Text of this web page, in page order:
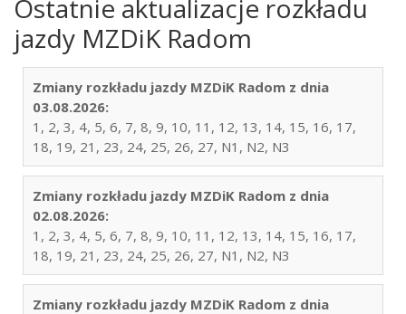
Ostatnie aktualizacje rozkładu
jazdy MZDiK Radom
Zmiany rozkładu jazdy MZDiK Radom z dnia
03.08.2026:
1, 2, 3, 4, 5, 6, 7, 8, 9, 10, 11, 12, 13, 14, 15, 16, 17,
18, 19, 21, 23, 24, 25, 26, 27, N1, N2, N3
Zmiany rozkładu jazdy MZDiK Radom z dnia
02.08.2026:
1, 2, 3, 4, 5, 6, 7, 8, 9, 10, 11, 12, 13, 14, 15, 16, 17,
18, 19, 21, 23, 24, 25, 26, 27, N1, N2, N3
Zmiany rozkładu jazdy MZDiK Radom z dnia